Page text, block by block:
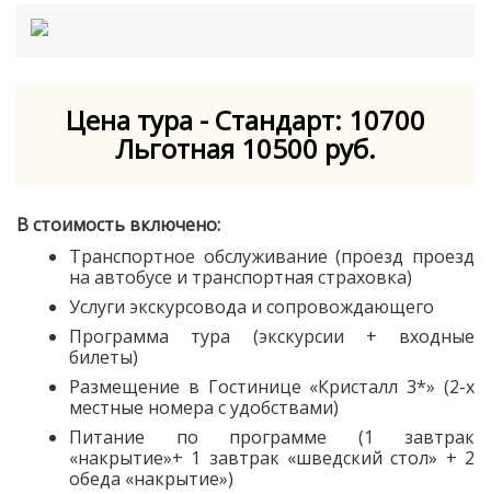
Цена тура - Стандарт: 10700
Льготная 10500 руб.
В стоимость включено:
Транспортное обслуживание (проезд проезд
на автобусе и транспортная страховка)
Услуги экскурсовода и сопровождающего
Программа тура (экскурсии + входные
билеты)
Размещение в Гостинице «Кристалл 3*» (2-х
местные номера с удобствами)
Питание по программе (1 завтрак
«накрытие»+ 1 завтрак «шведский стол» + 2
обеда «накрытие»)